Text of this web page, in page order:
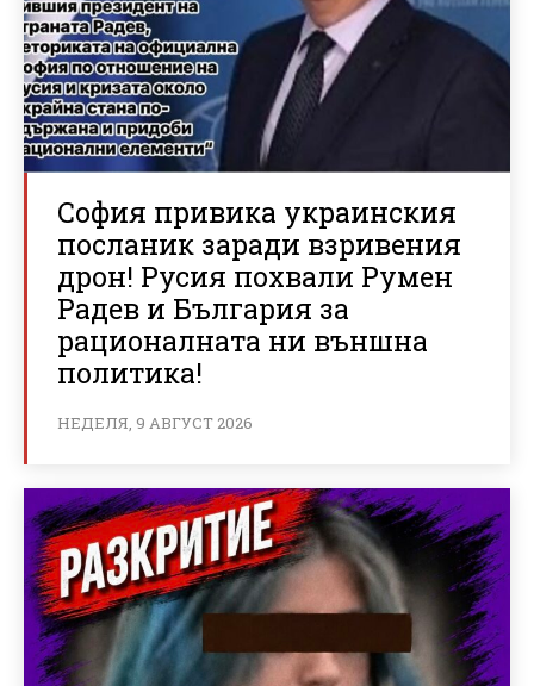
София привика украинския
посланик заради взривения
дрон! Русия похвали Румен
Радев и България за
рационалната ни външна
политика!
НЕДЕЛЯ, 9 АВГУСТ 2026